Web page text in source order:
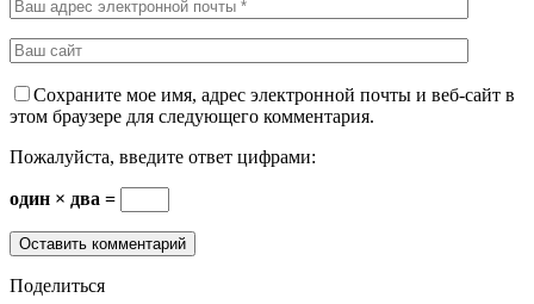
Сохраните мое имя, адрес электронной почты и веб-сайт в
этом браузере для следующего комментария.
Пожалуйста, введите ответ цифрами:
один × два =
Поделиться